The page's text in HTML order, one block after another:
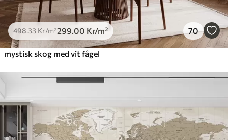
498.33Kr/m²299 .00 Kr/m² 70
mystisk skog med vit fågel